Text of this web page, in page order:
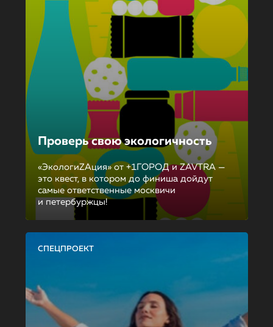
Проверь свою экологичность
«ЭкологиZAция» от +1ГОРОД и ZAVTRA —
это квест, в котором до финиша дойдут
самые ответственные москвичи
и петербуржцы!
СПЕЦПРОЕКТ